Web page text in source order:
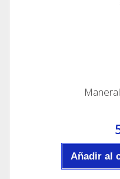
Añadir al